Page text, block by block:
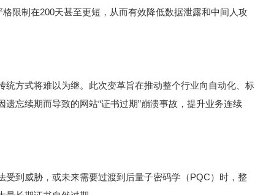
限制在200天甚至更短，从而有效降低数据泄露和中间人攻
方式将难以为继。此次变革旨在推动整个行业向自动化、标
忘续期而导致的网站“证书过期”崩溃事故，提升业务连续
到威胁，或未来需要过渡到后量子密码学（PQC）时，整